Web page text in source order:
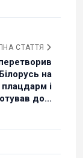
СТАТТЯ
Білорусь на
плацдарм і
до...